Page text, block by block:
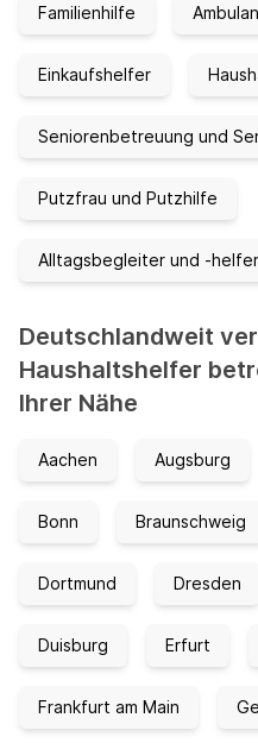
Familienhilfe
Einkaufshelfer
Seniorenbetreuung und
Putzfrau und Putzhilfe
Alltagsbegleiter und -helfer
Deutschlandweit
Haushaltshelfer
Ihrer Nähe
Aachen Augsburg
Bonn Braunschweig
Dortmund Dresden
Duisburg Erfurt
Frankfurt am Main